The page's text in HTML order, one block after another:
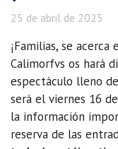
25 de abril de 2025
¡Familias, se
Calimorfvs os hará
espectáculo lleno
será el viernes 16
la información
reserva de las